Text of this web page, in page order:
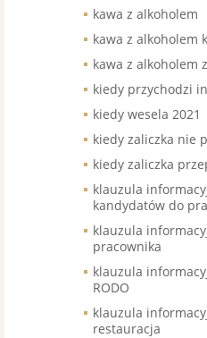
kawa z alkoholem
kawa z alkoholem
kawa z alkoholem
kiedy przychodzi
kiedy wesela 2021
kiedy zaliczka nie
kiedy zaliczka
klauzula
kandydatów do
klauzula
pracownika
klauzula
RODO
klauzula
restauracja